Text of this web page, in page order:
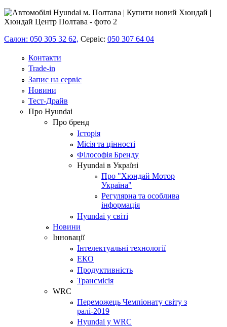
Салон: 050 305 32 62, Сервіс: 050 307 64 04
Контакти
Trade-in
Запис на сервіс
Новини
Тест-Драйв
Про Hyundai
Про бренд
Історія
Місія та цінності
Філософія Бренду
Hyundai в Україні
Про "Хюндай Мотор
Україна"
Регулярна та особлива
інформація
Hyundai у світі
Новини
Інновації
Інтелектуальні технології
ЕКО
Продуктивність
Трансмісія
WRC
Переможець Чемпіонату світу з
ралі-2019
Hyundai у WRC